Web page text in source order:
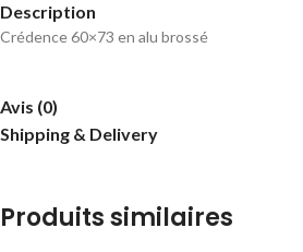
Description
Crédence 60×73 en alu brossé
Avis (0)
Shipping & Delivery
Produits similaires